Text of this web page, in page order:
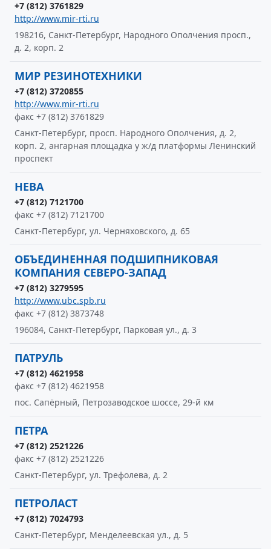
+7 (812) 3761829
http://www.mir-rti.ru
198216, Санкт-Петербург, Народного Ополчения просп.,
д. 2, корп. 2
МИР РЕЗИНОТЕХНИКИ
+7 (812) 3720855
http://www.mir-rti.ru
факс +7 (812) 3761829
Санкт-Петербург, просп. Народного Ополчения, д. 2,
корп. 2, ангарная площадка у ж/д платформы Ленинский
проспект
НЕВА
+7 (812) 7121700
факс +7 (812) 7121700
Санкт-Петербург, ул. Черняховского, д. 65
ОБЪЕДИНЕННАЯ ПОДШИПНИКОВАЯ
КОМПАНИЯ СЕВЕРО-ЗАПАД
+7 (812) 3279595
http://www.ubc.spb.ru
факс +7 (812) 3873748
196084, Санкт-Петербург, Парковая ул., д. 3
ПАТРУЛЬ
+7 (812) 4621958
факс +7 (812) 4621958
пос. Сапёрный, Петрозаводское шоссе, 29-й км
ПЕТРА
+7 (812) 2521226
факс +7 (812) 2521226
Санкт-Петербург, ул. Трефолева, д. 2
ПЕТРОЛАСТ
+7 (812) 7024793
Санкт-Петербург, Менделеевская ул., д. 5